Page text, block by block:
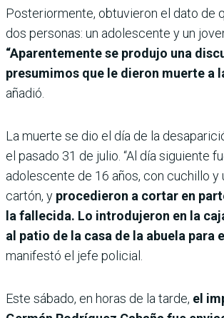
Posteriormente, obtuvieron el dato de
dos personas: un adolescente y un
“Aparentemente se produjo una
presumimos que le dieron muerte a
añadió.
La muerte se dio el día de la
el pasado 31 de julio. “Al día siguiente
adolescente de 16 años, con cuchillo y
cartón, y procedieron a cortar en
la fallecida. Lo introdujeron en la
al patio de la casa de la abuela para
manifestó el jefe policial.
Este sábado, en horas de la tarde, el